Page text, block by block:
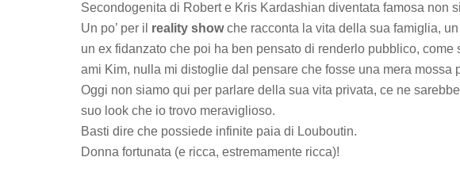
Secondogenita di Robert e Kris Kardashian diventata famosa non
Un po’ per il reality showche racconta la vita della sua famiglia, un
un ex fidanzato che poi ha ben pensato di renderlo pubblico, come
ami Kim, nulla mi distoglie dal pensare che fosse una mera mossa
Oggi non siamo qui per parlare della sua vita privata, ce ne
suo look che io trovo meraviglioso.
Basti dire che possiede infinite paia di Louboutin.
Donna fortunata (e ricca, estremamente ricca)!